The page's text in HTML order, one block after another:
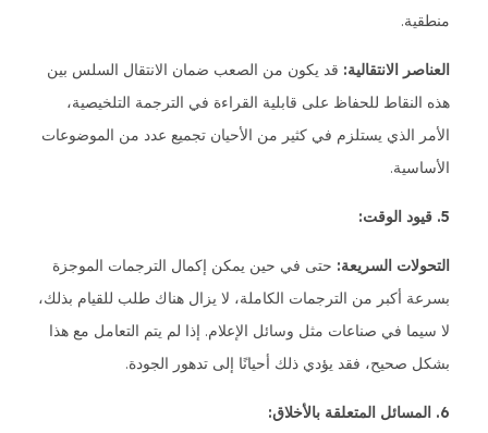
منطقية.
العناصر الانتقالية: قد يكون من الصعب ضمان الانتقال السلس بين
هذه النقاط للحفاظ على قابلية القراءة في الترجمة التلخيصية،
الأمر الذي يستلزم في كثير من الأحيان تجميع عدد من الموضوعات
الأساسية.
5. قيود الوقت:
التحولات السريعة: حتى في حين يمكن إكمال الترجمات الموجزة
بسرعة أكبر من الترجمات الكاملة، لا يزال هناك طلب للقيام بذلك،
لا سيما في صناعات مثل وسائل الإعلام. إذا لم يتم التعامل مع هذا
بشكل صحيح، فقد يؤدي ذلك أحيانًا إلى تدهور الجودة.
6. المسائل المتعلقة بالأخلاق: